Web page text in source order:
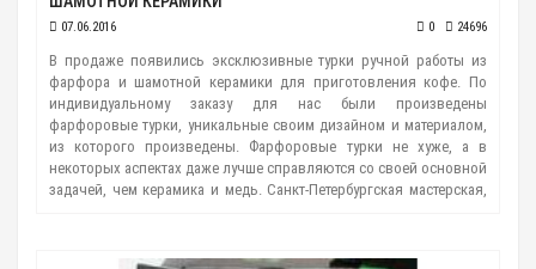
07.06.2016 0 24696
В продаже появились эксклюзивные турки ручной работы из
фарфора и шамотной керамики для приготовления кофе. По
индивидуальному заказу для нас были произведены
фарфоровые турки, уникальные своим дизайном и материалом,
из которого произведены. Фарфоровые турки не хуже, а в
некоторых аспектах даже лучше справляются со своей основной
задачей, чем керамика и медь. Санкт-Петербургская мастерская,